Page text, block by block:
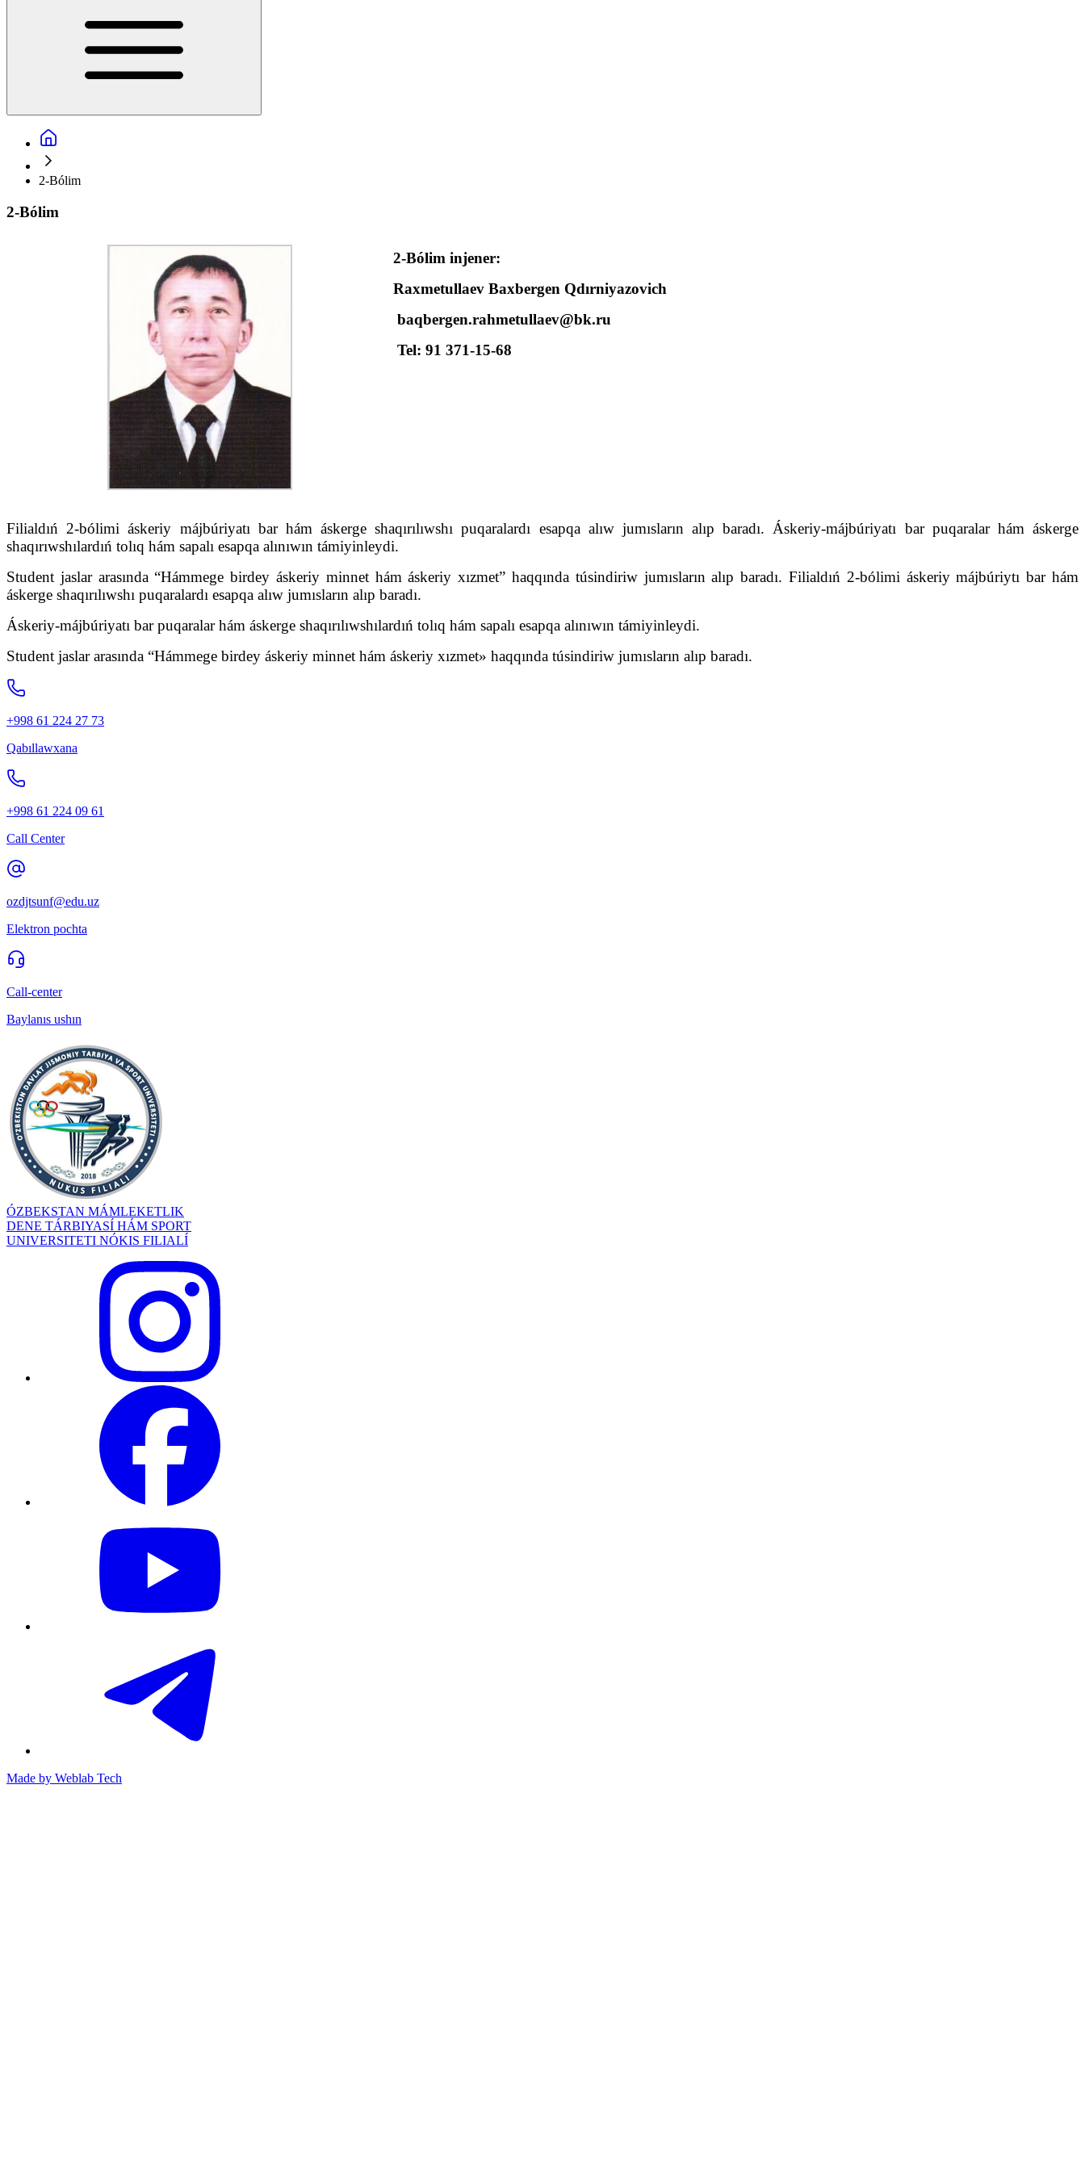
2-Bólim
2-Bólim
2-Bólim injener:
Raxmetullaev Baxbergen Qdırniyazovich
baqbergen.rahmetullaev@bk.ru
Tel: 91 371-15-68
Filialdıń 2-bólimi áskeriy májbúriyatı bar hám áskerge shaqırılıwshı puqaralardı esapqa alıw jumısların alıp baradı. Áskeriy-májbúriyatı bar puqaralar hám áskerge
shaqırıwshılardıń tolıq hám sapalı esapqa alınıwın támiyinleydi.
Student jaslar arasında “Hámmege birdey áskeriy minnet hám áskeriy xızmet” haqqında túsindiriw jumısların alıp baradı. Filialdıń 2-bólimi áskeriy májbúriytı bar hám
áskerge shaqırılıwshı puqaralardı esapqa alıw jumısların alıp baradı.
Áskeriy-májbúriyatı bar puqaralar hám áskerge shaqırılıwshılardıń tolıq hám sapalı esapqa alınıwın támiyinleydi.
Student jaslar arasında “Hámmege birdey áskeriy minnet hám áskeriy xızmet» haqqında túsindiriw jumısların alıp baradı.
+998 61 224 27 73
Qabıllawxana
+998 61 224 09 61
Call Center
ozdjtsunf@edu.uz
Elektron pochta
Call-center
Baylanıs ushın
ÓZBEKSTAN MÁMLEKETLIK
DENE TÁRBIYASÍ HÁM SPORT
UNIVERSITETI NÓKIS FILIALÍ
Made by Weblab Tech